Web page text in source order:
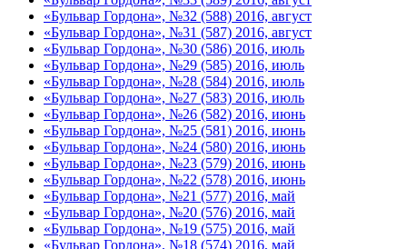
«Бульвар Гордона», №32 (588) 2016, август
«Бульвар Гордона», №31 (587) 2016, август
«Бульвар Гордона», №30 (586) 2016, июль
«Бульвар Гордона», №29 (585) 2016, июль
«Бульвар Гордона», №28 (584) 2016, июль
«Бульвар Гордона», №27 (583) 2016, июль
«Бульвар Гордона», №26 (582) 2016, июнь
«Бульвар Гордона», №25 (581) 2016, июнь
«Бульвар Гордона», №24 (580) 2016, июнь
«Бульвар Гордона», №23 (579) 2016, июнь
«Бульвар Гордона», №22 (578) 2016, июнь
«Бульвар Гордона», №21 (577) 2016, май
«Бульвар Гордона», №20 (576) 2016, май
«Бульвар Гордона», №19 (575) 2016, май
«Бульвар Гордона», №18 (574) 2016, май